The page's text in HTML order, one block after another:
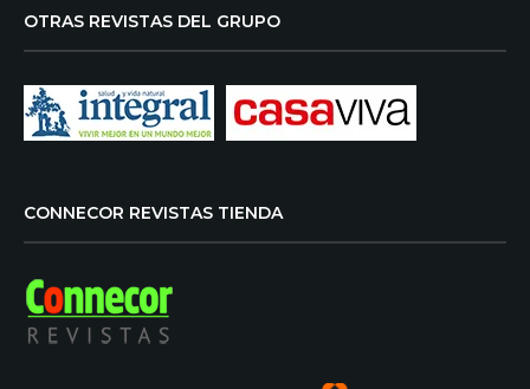
OTRAS REVISTAS DEL GRUPO
CONNECOR REVISTAS TIENDA